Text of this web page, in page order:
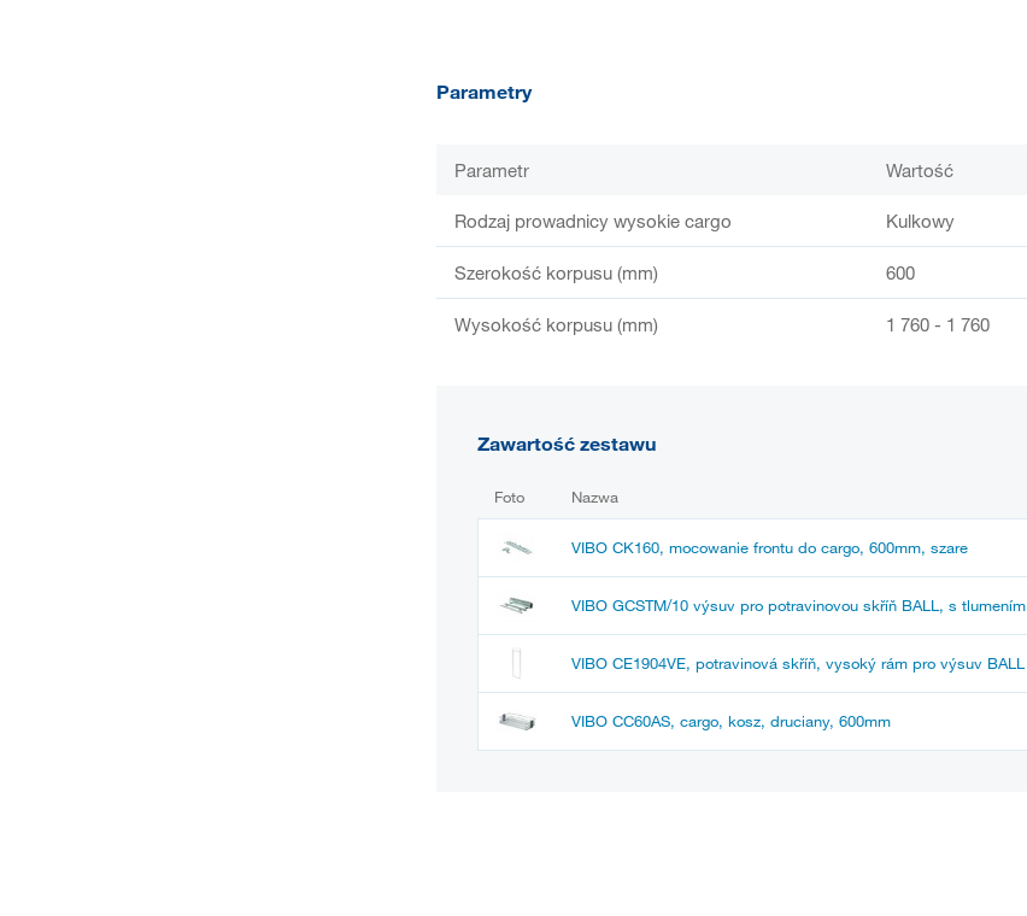
Parametry
Parametr Wartość
Rodzaj prowadnicy wysokie cargo Kulkowy
Szerokość korpusu (mm) 600
Wysokość korpusu (mm) 1 760 - 1 760
Zawartość zestawu
Foto Nazwa
VIBO CK160, mocowanie frontu do cargo, 600mm, szare
VIBO GCSTM/10 výsuv pro potravinovou skříň BALL, s tlumením
VIBO CE1904VE, potravinová skříň, vysoký rám pro výsuv BALL
VIBO CC60AS, cargo, kosz, druciany, 600mm